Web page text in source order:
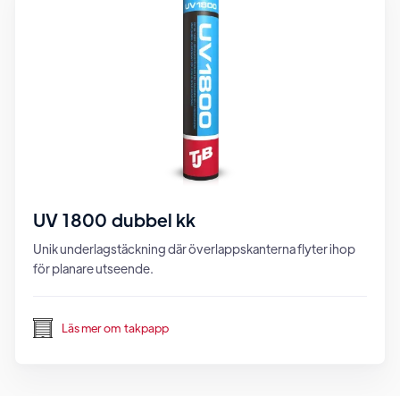
UV 1800 dubbel kk
Unik underlagstäckning där överlappskanterna flyter ihop
för planare utseende.
Läs mer om takpapp